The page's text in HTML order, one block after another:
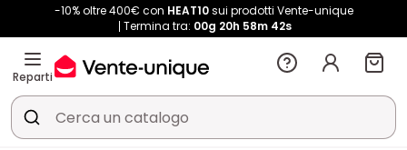
-10% oltre 400€ con HEAT10sui prodotti Vente-unique
Termina tra: 00g 20h 58m 41s
Reparti